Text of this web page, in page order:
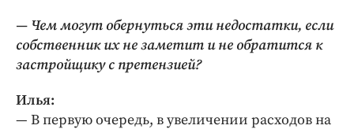
— Чем могут обернуться эти недостатки, если
собственник их не заметит и не обратится к
застройщику с претензией?
Илья:
— В первую очередь, в увеличении расходов на